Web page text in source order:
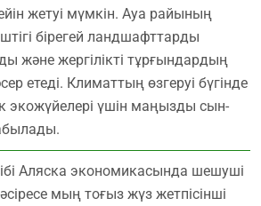
жетуі мүмкін. Ауа райының
бірегей ландшафттарды
және жергілікті тұрғындардың
етеді. Климаттың өзгеруі бүгінде
экожүйелері үшін маңызды сын-
Аляска экономикасында шешуші
мың тоғыз жүз жетпісінші